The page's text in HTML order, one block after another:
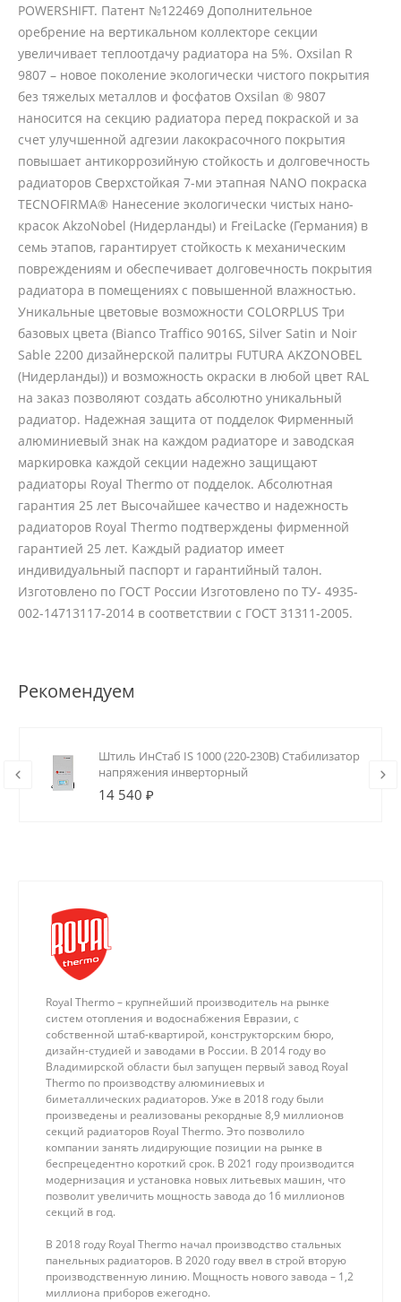
POWERSHIFT. Патент №122469 Дополнительное
оребрение на вертикальном коллекторе секции
увеличивает теплоотдачу радиатора на 5%. Oxsilan R
9807 – новое поколение экологически чистого покрытия
без тяжелых металлов и фосфатов Oxsilan ® 9807
наносится на секцию радиатора перед покраской и за
счет улучшенной адгезии лакокрасочного покрытия
повышает антикоррозийную стойкость и долговечность
радиаторов Сверхстойкая 7-ми этапная NANO покраска
TECNOFIRMA® Нанесение экологически чистых нано-
красок AkzoNobel (Нидерланды) и FreiLacke (Германия) в
семь этапов, гарантирует стойкость к механическим
повреждениям и обеспечивает долговечность покрытия
радиатора в помещениях с повышенной влажностью.
Уникальные цветовые возможности COLORPLUS Три
базовых цвета (Bianco Traffico 9016S, Silver Satin и Noir
Sable 2200 дизайнерской палитры FUTURA AKZONOBEL
(Нидерланды)) и возможность окраски в любой цвет RAL
на заказ позволяют создать абсолютно уникальный
радиатор. Надежная защита от подделок Фирменный
алюминиевый знак на каждом радиаторе и заводская
маркировка каждой секции надежно защищают
радиаторы Royal Thermo от подделок. Абсолютная
гарантия 25 лет Высочайшее качество и надежность
радиаторов Royal Thermo подтверждены фирменной
гарантией 25 лет. Каждый радиатор имеет
индивидуальный паспорт и гарантийный талон.
Изготовлено по ГОСТ России Изготовлено по ТУ- 4935-
002-14713117-2014 в соответствии с ГОСТ 31311-2005.
Рекомендуем
Штиль ИнСтаб IS 1000 (220-230В) Стабилизатор
напряжения инверторный
14 540 ₽
Royal Thermo – крупнейший производитель на рынке
систем отопления и водоснабжения Евразии, с
собственной штаб-квартирой, конструкторским бюро,
дизайн-студией и заводами в России. В 2014 году во
Владимирской области был запущен первый завод Royal
Thermo по производству алюминиевых и
биметаллических радиаторов. Уже в 2018 году были
произведены и реализованы рекордные 8,9 миллионов
секций радиаторов Royal Thermo. Это позволило
компании занять лидирующие позиции на рынке в
беспрецедентно короткий срок. В 2021 году производится
модернизация и установка новых литьевых машин, что
позволит увеличить мощность завода до 16 миллионов
секций в год.
В 2018 году Royal Thermo начал производство стальных
панельных радиаторов. В 2020 году ввел в строй вторую
производственную линию. Мощность нового завода – 1,2
миллиона приборов ежегодно.